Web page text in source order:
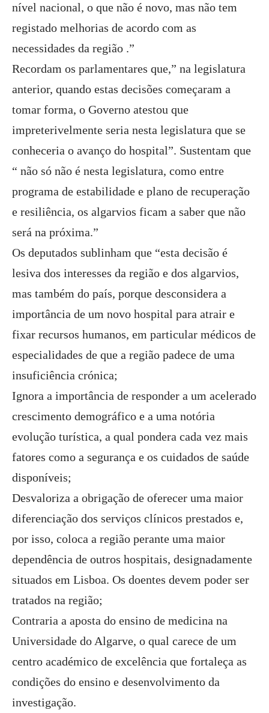
nível nacional, o que não é novo, mas não tem
registado melhorias de acordo com as
necessidades da região .”
Recordam os parlamentares que,” na legislatura
anterior, quando estas decisões começaram a
tomar forma, o Governo atestou que
impreterivelmente seria nesta legislatura que se
conheceria o avanço do hospital”. Sustentam que
“ não só não é nesta legislatura, como entre
programa de estabilidade e plano de recuperação
e resiliência, os algarvios ficam a saber que não
será na próxima.”
Os deputados sublinham que “esta decisão é
lesiva dos interesses da região e dos algarvios,
mas também do país, porque desconsidera a
importância de um novo hospital para atrair e
fixar recursos humanos, em particular médicos de
especialidades de que a região padece de uma
insuficiência crónica;
Ignora a importância de responder a um acelerado
crescimento demográfico e a uma notória
evolução turística, a qual pondera cada vez mais
fatores como a segurança e os cuidados de saúde
disponíveis;
Desvaloriza a obrigação de oferecer uma maior
diferenciação dos serviços clínicos prestados e,
por isso, coloca a região perante uma maior
dependência de outros hospitais, designadamente
situados em Lisboa. Os doentes devem poder ser
tratados na região;
Contraria a aposta do ensino de medicina na
Universidade do Algarve, o qual carece de um
centro académico de excelência que fortaleça as
condições do ensino e desenvolvimento da
investigação.